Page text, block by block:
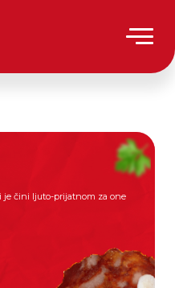
je čini ljuto-prijatnom za one